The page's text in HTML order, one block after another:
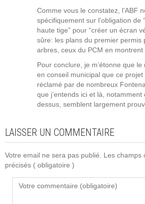
Comme vous le constatez, l’ABF
spécifiquement sur l’obligation de
haute tige” pour “créer un écran
sûre: les plans du premier permis
arbres, ceux du PCM en montrent
Pour conclure, je m’étonne que
en conseil municipal que ce projet
réclamé par de nombreux
que j’entends ici et là, notamment
dessus, semblent largement
LAISSER UN COMMENTAIRE
Votre email ne sera pas publié. Les champs
précisés ( obligatoire )